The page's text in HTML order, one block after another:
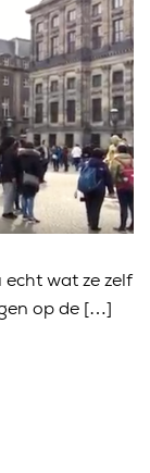
wat ze zelf
op de […]